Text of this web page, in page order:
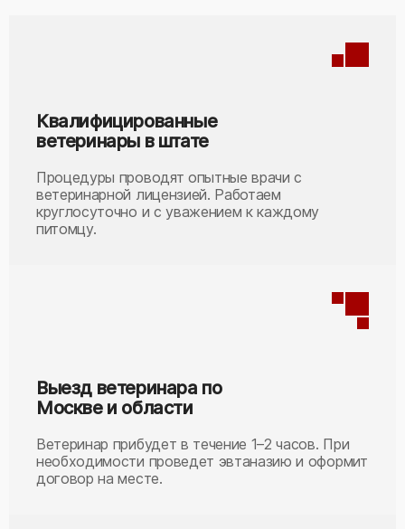
Квалифицированные
ветеринары в штате
Процедуры проводят опытные врачи с
ветеринарной лицензией. Работаем
круглосуточно и с уважением к каждому
питомцу.
Выезд ветеринара по
Москве и области
Ветеринар прибудет в течение 1–2 часов. При
необходимости проведет эвтаназию и оформит
договор на месте.